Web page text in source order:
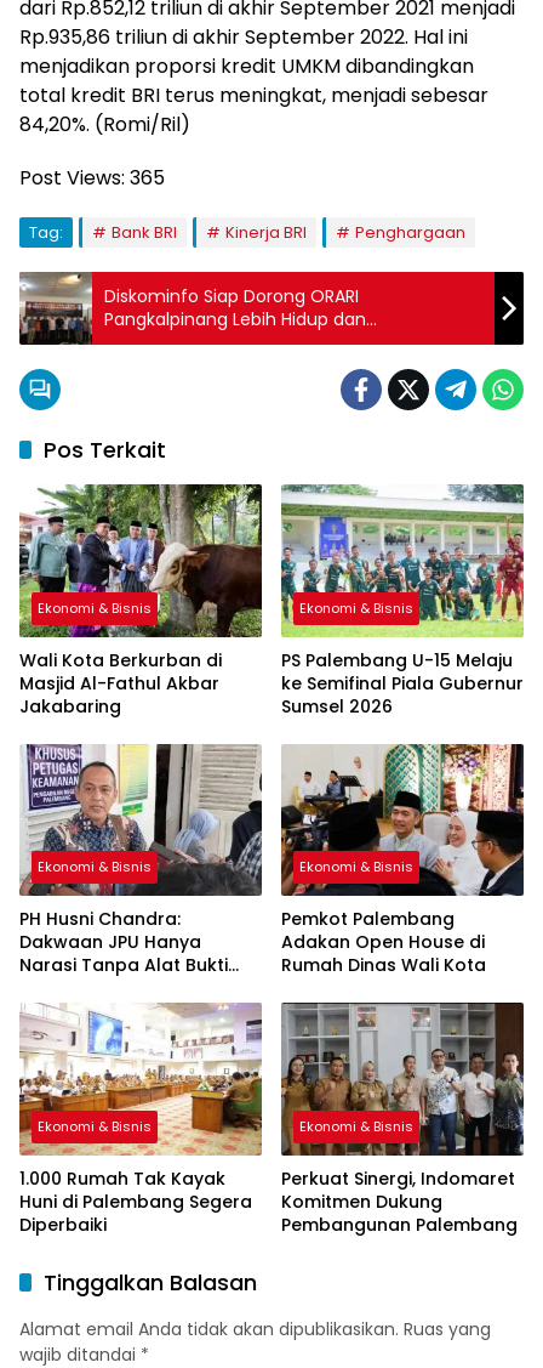
dari Rp.852,12 triliun di akhir September 2021 menjadi
Rp.935,86 triliun di akhir September 2022. Hal ini
menjadikan proporsi kredit UMKM dibandingkan
total kredit BRI terus meningkat, menjadi sebesar
84,20%. (Romi/Ril)
Post Views: 365
Tag: Bank BRI Kinerja BRI Penghargaan
Diskominfo Siap Dorong ORARI
Pangkalpinang Lebih Hidup dan
Bertransformasi Digital
Pos Terkait
Ekonomi & Bisnis
Wali Kota Berkurban di
Masjid Al-Fathul Akbar
Jakabaring
Ekonomi & Bisnis
PS Palembang U-15 Melaju
ke Semifinal Piala Gubernur
Sumsel 2026
Ekonomi & Bisnis
PH Husni Chandra:
Dakwaan JPU Hanya
Narasi Tanpa Alat Bukti
Ekonomi & Bisnis
Pemkot Palembang
Adakan Open House di
Rumah Dinas Wali Kota
Ekonomi & Bisnis
1.000 Rumah Tak Kayak
Huni di Palembang Segera
Diperbaiki
Ekonomi & Bisnis
Perkuat Sinergi, Indomaret
Komitmen Dukung
Pembangunan Palembang
Tinggalkan Balasan
Alamat email Anda tidak akan dipublikasikan. Ruas yang
wajib ditandai *